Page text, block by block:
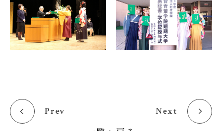
Prev Next